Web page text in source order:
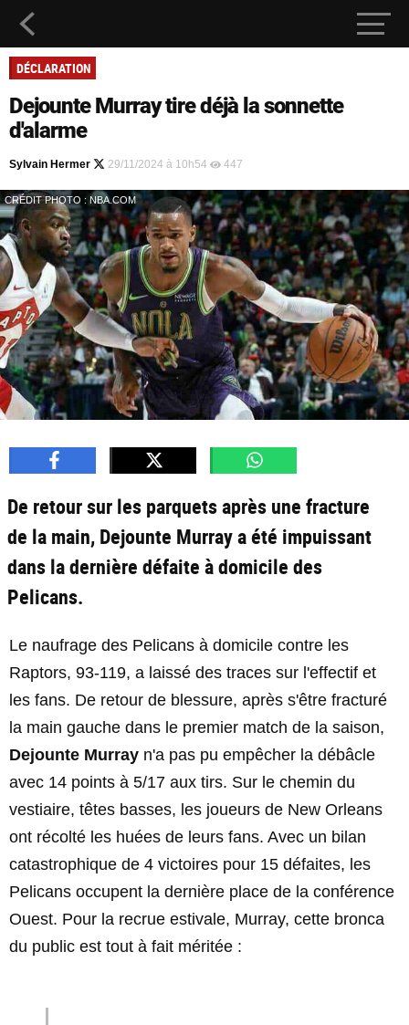
DÉCLARATION
Dejounte Murray tire déjà la sonnette
d'alarme
Sylvain Hermer 29/11/2024 à 10h54 447
CRÉDIT PHOTO : NBA.COM
De retour sur les parquets après une fracture
de la main, Dejounte Murray a été impuissant
dans la dernière défaite à domicile des
Pelicans.
Le naufrage des Pelicans à domicile contre les
Raptors, 93-119, a laissé des traces sur l'effectif et
les fans. De retour de blessure, après s'être fracturé
la main gauche dans le premier match de la saison,
Dejounte Murray n'a pas pu empêcher la débâcle
avec 14 points à 5/17 aux tirs. Sur le chemin du
vestiaire, têtes basses, les joueurs de New Orleans
ont récolté les huées de leurs fans. Avec un bilan
catastrophique de 4 victoires pour 15 défaites, les
Pelicans occupent la dernière place de la conférence
Ouest. Pour la recrue estivale, Murray, cette bronca
du public est tout à fait méritée :